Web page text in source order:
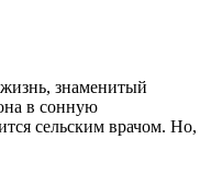
знаменитый
в сонную
сельским врачом. Но,